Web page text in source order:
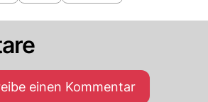
einen Kommentar